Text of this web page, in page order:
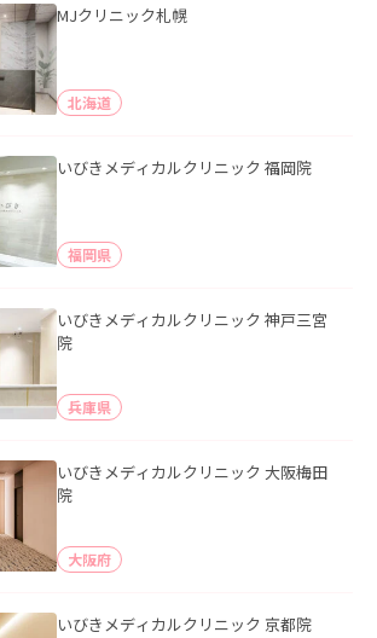
MJクリニック札幌
北海道
いびきメディカルクリニック 福岡院
福岡県
いびきメディカルクリニック 神戸三宮
院
兵庫県
いびきメディカルクリニック 大阪梅田
院
大阪府
いびきメディカルクリニック 京都院